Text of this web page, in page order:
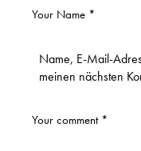
Name, E-Mail-
meinen nächsten